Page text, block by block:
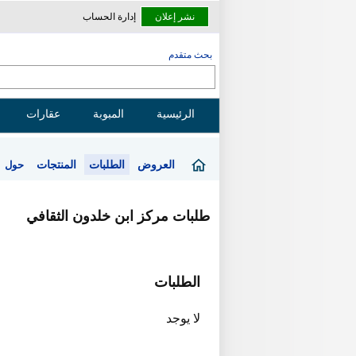
نشر إعلان إدارة الحساب
بحث متقدم
الرئيسية المبوبة عقارات
العروض الطلبات المنتجات حول
طلبات مركز ابن خلدون الثقافي
الطلبات
لا يوجد